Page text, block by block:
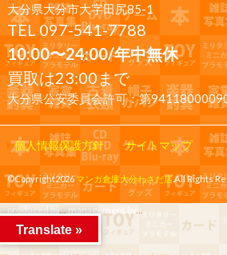
大分県大分市大字田尻85-1
TEL 097-541-7788
10:00〜24:00/年中無休
買取は23:00まで
大分県公安委員会許可：第
個人情報保護方針 サイトマップ
©Copyright2026マンガ倉庫大分わさだ店.All Rights
produced by...management by ...
Translate »